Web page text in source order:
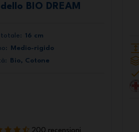
BIO DREAM
totale: 16 cm
Medio-rigido
Bio, Cotone